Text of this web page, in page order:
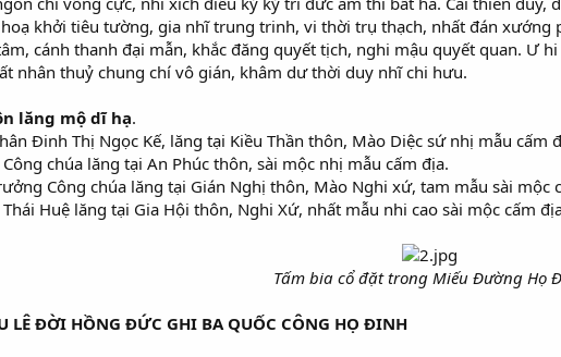
khởi tiêu tường, gia nhĩ trung trinh, vi thời trụ thạch, nhất đán xướng
cánh thanh đại mẫn, khắc đăng quyết tịch, nghi mậu quyết quan. Ư
nhân thuỷ chung chí vô gián, khâm dư thời duy nhĩ chi hưu.
lăng mộ dĩ hạ.
Đinh Thị Ngọc Kế, lăng tại Kiều Thần thôn, Mào Diệc sứ nhị mẫu cấm
chúa lăng tại An Phúc thôn, sài mộc nhị mẫu cấm địa.
Công chúa lăng tại Gián Nghị thôn, Mào Nghi xứ, tam mẫu sài mộc
Huệ lăng tại Gia Hội thôn, Nghi Xứ, nhất mẫu nhi cao sài mộc cấm
Tấm bia cổ đặt trong Miếu Đường Họ
LÊ ĐỜI HỒNG ĐỨC GHI BA QUỐC CÔNG HỌ ĐINH